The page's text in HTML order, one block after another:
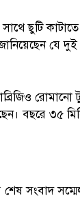
ছুটি
যে
রোমানো
বছরে
সংবাদ